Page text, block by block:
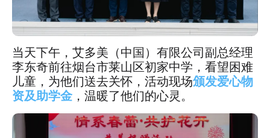
当天下午，艾多美（中国）有限公司副总经理
李东奇前往烟台市莱山区初家中学，看望困难
儿童，为他们送去关怀，活动现场颁发爱心物
资及助学金 ，温暖了他们的心灵。